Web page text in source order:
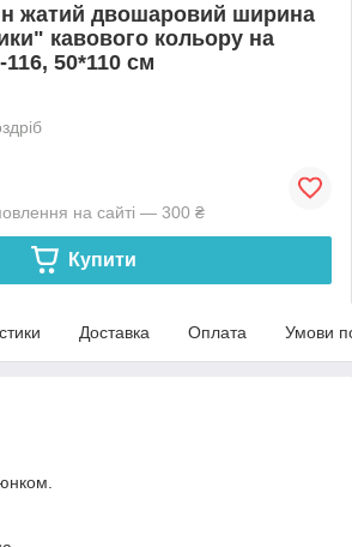
жатий двошаровий ширина
кавового кольору на
50*110 см
на сайті — 300 ₴
Купити
Доставка Оплата Умови